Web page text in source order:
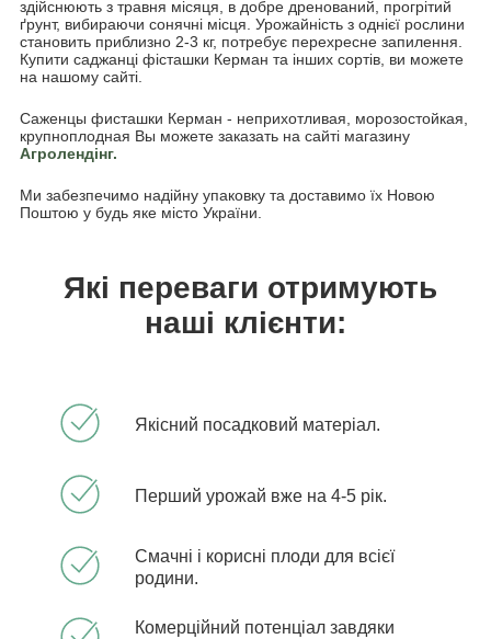
здійснюють з травня місяця, в добре дренований, прогрітий
ґрунт, вибираючи сонячні місця. Урожайність з однієї рослини
становить приблизно 2-3 кг, потребує перехресне запилення.
Купити саджанці фісташки Керман та інших сортів, ви можете
на нашому сайті.
Саженцы фисташки Керман - неприхотливая, морозостойкая,
крупноплодная Вы можете заказать на сайті магазину
Агролендінг.
Ми забезпечимо надійну упаковку та доставимо їх Новою
Поштою у будь яке місто України.
Які переваги отримують
наші клієнти:
Якісний посадковий матеріал.
Перший урожай вже на 4-5 рік.
Смачні і корисні плоди для всієї
родини.
Комерційний потенціал завдяки